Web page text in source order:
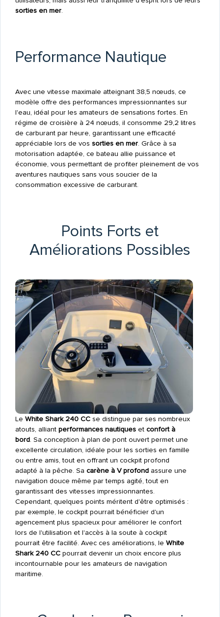
sorties en mer.
Performance Nautique
Avec une vitesse maximale atteignant 38,5 nœuds, ce
modèle offre des performances impressionnantes sur
l'eau, idéal pour les amateurs de sensations fortes. En
régime de croisière à 24 nœuds, il consomme 29,2 litres
de carburant par heure, garantissant une efficacité
appréciable lors de vos sorties en mer. Grâce à sa
motorisation adaptée, ce bateau allie puissance et
économie, vous permettant de profiter pleinement de vos
aventures nautiques sans vous soucier de la
consommation excessive de carburant.
Points Forts et
Améliorations Possibles
Le White Shark 240 CCse distingue par ses nombreux
atouts, alliant performances nautiqueset confort à
bord. Sa conception à plan de pont ouvert permet une
excellente circulation, idéale pour les sorties en famille
ou entre amis, tout en offrant un cockpit profond
adapté à la pêche. Sa carène à V profondassure une
navigation douce même par temps agité, tout en
garantissant des vitesses impressionnantes.
Cependant, quelques points méritent d'être optimisés :
par exemple, le cockpit pourrait bénéficier d'un
agencement plus spacieux pour améliorer le confort
lors de l'utilisation et l'accès à la soute à cockpit
pourrait être facilité. Avec ces améliorations, le White
Shark 240 CCpourrait devenir un choix encore plus
incontournable pour les amateurs de navigation
maritime.